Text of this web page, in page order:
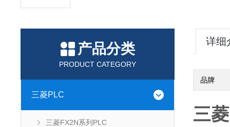
产品分类
PRODUCT CATEGORY
三菱PLC
三菱FX2N系列PLC
详细
品牌
三